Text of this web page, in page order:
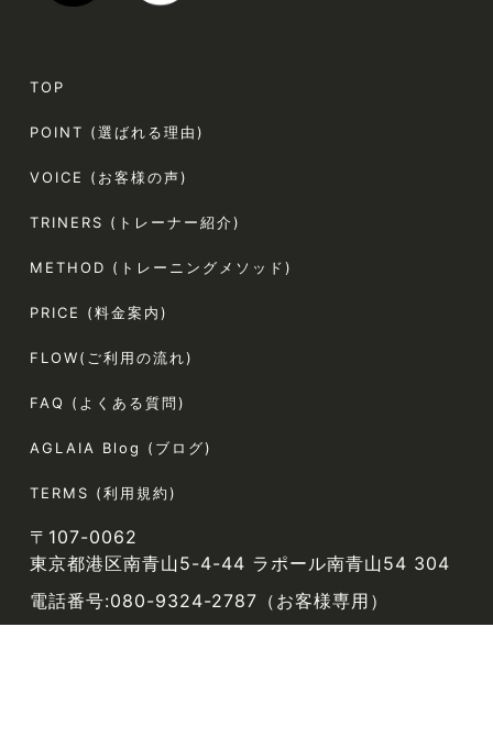
TOP
POINT (選ばれる理由)
VOICE (お客様の声)
TRINERS (トレーナー紹介)
METHOD (トレーニングメソッド)
PRICE (料金案内)
FLOW(ご利用の流れ)
FAQ (よくある質問)
AGLAIA Blog (ブログ)
TERMS (利用規約)
〒107-0062
東京都港区南青山5-4-44 ラポール南青山54 304
電話番号:080-9324-2787（お客様専用）